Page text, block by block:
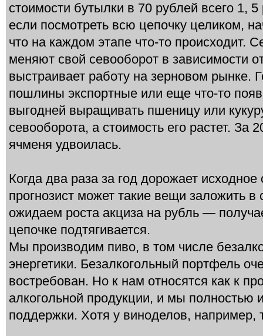
стоимости бутылки в 70 рублей всего 1,
если посмотреть всю цепочку целиком,
что на каждом этапе что-то происходит.
меняют свой севооборот в зависимости
выстраивает работу на зерновом рынке.
пошлины экспортные или еще что-то
выгодней выращивать пшеницу или
севооборота, а стоимость его растет. За
ячменя удвоилась.
Когда два раза за год дорожает
прогнозист может такие вещи заложить
ожидаем роста акциза на рубль —
цепочке подтягивается.
Мы производим пиво, в том числе
энергетики. Безалкогольный портфель
востребован. Но к нам относятся как к
алкогольной продукции, и мы
поддержки. Хотя у виноделов, например,